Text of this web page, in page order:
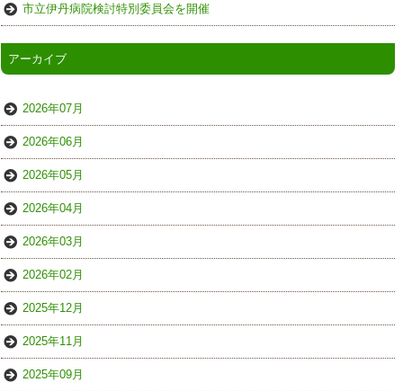
市立伊丹病院検討特別委員会を開催
アーカイブ
2026年07月
2026年06月
2026年05月
2026年04月
2026年03月
2026年02月
2025年12月
2025年11月
2025年09月